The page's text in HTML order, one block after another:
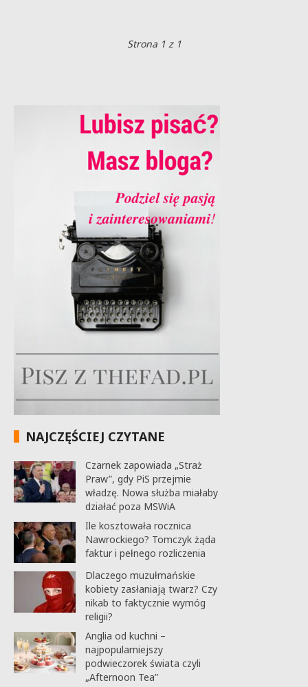
Strona 1 z 1
NAJCZĘŚCIEJ CZYTANE
Czarnek zapowiada „Straż
Praw”, gdy PiS przejmie
władzę. Nowa służba miałaby
działać poza MSWiA
Ile kosztowała rocznica
Nawrockiego? Tomczyk żąda
faktur i pełnego rozliczenia
Dlaczego muzułmańskie
kobiety zasłaniają twarz? Czy
nikab to faktycznie wymóg
religii?
Anglia od kuchni –
najpopularniejszy
podwieczorek świata czyli
„Afternoon Tea”